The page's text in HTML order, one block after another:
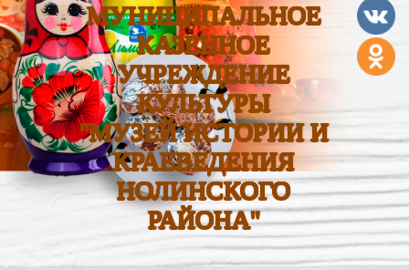
МУНИЦИПАЛЬНОЕ
КАЗЕННОЕ
УЧРЕЖДЕНИЕ
КУЛЬТУРЫ
"МУЗЕЙ ИСТОРИИ И
КРАЕВЕДЕНИЯ
НОЛИНСКОГО
РАЙОНА"